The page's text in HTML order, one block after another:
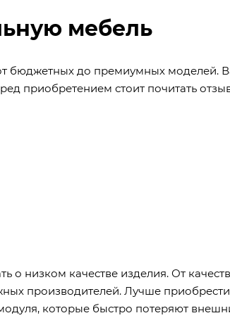
мебель
бюджетных до премиумных моделей.
приобретением стоит почитать
низком качестве изделия. От
производителей. Лучше
которые быстро потеряют